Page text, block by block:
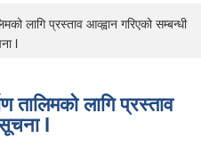
लागि प्रस्ताव आव्ह्वान गरिएको सम्बन्धी
l
तालिमको लागि प्रस्ताव
l